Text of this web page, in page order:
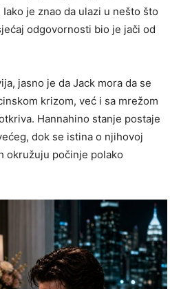
je znao da ulazi u nešto što
odgovornosti bio je jači od
jasno je da Jack mora da se
krizom, već i sa mrežom
Hannahino stanje postaje
dok se istina o njihovoj
okružuju počinje polako